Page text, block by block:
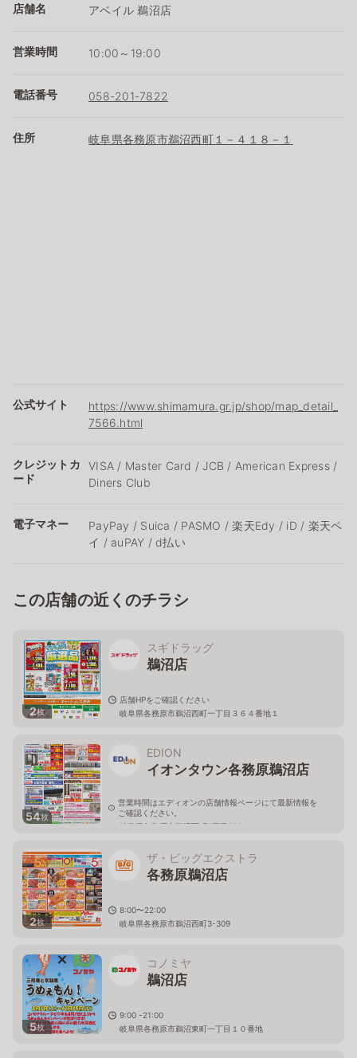
店舗名 アベイル 鵜沼店
営業時間 10:00～19:00
電話番号 058-201-7822
住所 岐阜県各務原市鵜沼西町１－４１８－１
公式サイト
https://www.shimamura.gr.jp/shop/map_detail_
7566.html
クレジットカ
ード
VISA / Master Card / JCB / American Express /
Diners Club
電子マネー
PayPay / Suica / PASMO / 楽天Edy / iD / 楽天ペ
イ / auPAY / d払い
この店舗の近くのチラシ
2枚
スギドラッグ
鵜沼店
店舗HPをご確認ください
岐阜県各務原市鵜沼西町一丁目３６４番地１
54枚
EDION
イオンタウン各務原鵜沼店
営業時間はエディオンの店舗情報ページにて最新情報を
ご確認ください。
岐阜県各務原市鵜沼西町3丁目309
2枚
ザ・ビッグエクストラ
各務原鵜沼店
8:00〜22:00
岐阜県各務原市鵜沼西町3-309
5枚
コノミヤ
鵜沼店
9:00 -21:00
岐阜県各務原市鵜沼東町一丁目１０番地